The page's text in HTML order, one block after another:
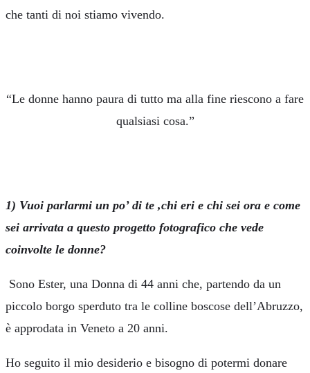
che tanti di noi stiamo vivendo.
“Le donne hanno paura di tutto ma alla fine riescono a fare
qualsiasi cosa.”
1) Vuoi parlarmi un po’ di te ,chi eri e chi sei ora e come
sei arrivata a questo progetto fotografico che vede
coinvolte le donne?
Sono Ester, una Donna di 44 anni che, partendo da un
piccolo borgo sperduto tra le colline boscose dell’Abruzzo,
è approdata in Veneto a 20 anni.
Ho seguito il mio desiderio e bisogno di potermi donare